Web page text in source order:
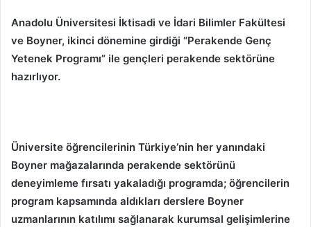
Anadolu Üniversitesi İktisadi ve İdari Bilimler Fakültesi
ve Boyner, ikinci dönemine girdiği “Perakende Genç
Yetenek Programı” ile gençleri perakende sektörüne
hazırlıyor.
Üniversite öğrencilerinin Türkiye’nin her yanındaki
Boyner mağazalarında perakende sektörünü
deneyimleme fırsatı yakaladığı programda; öğrencilerin
program kapsamında aldıkları derslere Boyner
uzmanlarının katılımı sağlanarak kurumsal gelişimlerine